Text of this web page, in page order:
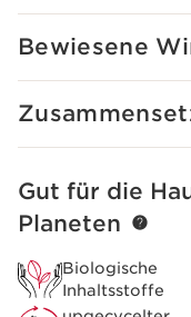
Die Wirkung des
Fresh-Mix Flakon
Bewiesene
WEITER ZUM
Gut für die
Planeten
Biologische
Inhaltsstoffe